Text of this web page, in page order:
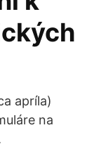
apríla)
na